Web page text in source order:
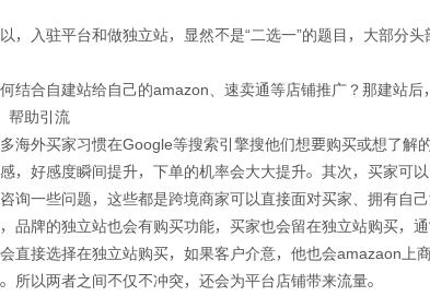
，入驻平台和做独立站，显然不是“二选一”的题目，大部分头
结合自建站给自己的amazon、速卖通等店铺推广？那建站
帮助引流
海外买家习惯在Google等搜索引擎搜他们想要购买或想了
，好感度瞬间提升，下单的机率会大大提升。其次，买家可
询一些问题，这些都是跨境商家可以直接面对买家、拥有自
品牌的独立站也会有购买功能，买家也会留在独立站购买，
直接选择在独立站购买，如果客户介意，他也会amazaon上
所以两者之间不仅不冲突，还会为平台店铺带来流量。